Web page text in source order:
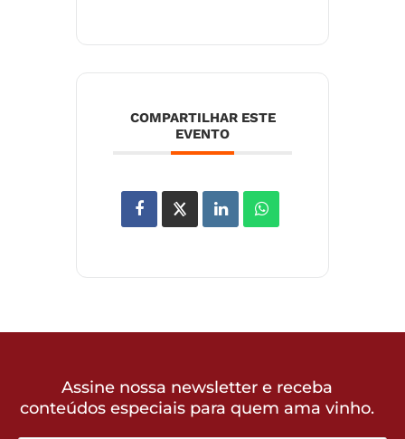
COMPARTILHAR ESTE
EVENTO
Assine nossa newsletter e receba
conteúdos especiais para quem ama vinho.